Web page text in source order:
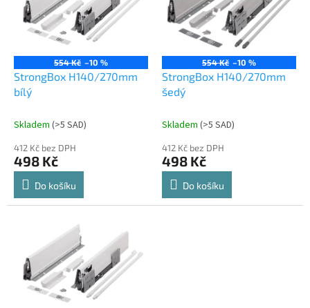
554 Kč –10 %
StrongBox H140/270mm
bílý
Skladem (>5 SAD)
412 Kč bez DPH
498 Kč
Do košíku
554 Kč –10 %
StrongBox H140/270mm
šedý
Skladem (>5 SAD)
412 Kč bez DPH
498 Kč
Do košíku